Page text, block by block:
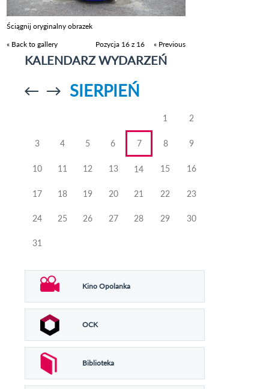
Ściągnij oryginalny obrazek
« Back to gallery
Pozycja 16 z 16 « Previous
KALENDARZ WYDARZEŃ
Przejdź doPrzejdź do
SIERPIEŃ
1 2
3 4 5 6 7 8 9
10 11 12 13 14 15 16
17 18 19 20 21 22 23
24 25 26 27 28 29 30
31
Kino Opolanka
OCK
Biblioteka